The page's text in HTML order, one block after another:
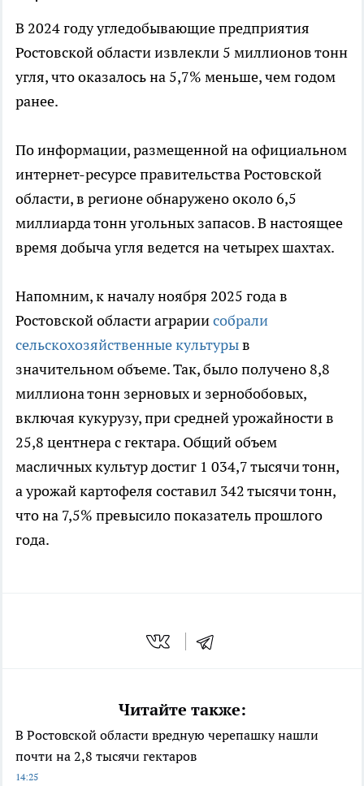
В 2024 году угледобывающие предприятия
Ростовской области извлекли 5 миллионов тонн
угля, что оказалось на 5,7% меньше, чем годом
ранее.
По информации, размещенной на официальном
интернет-ресурсе правительства Ростовской
области, в регионе обнаружено около 6,5
миллиарда тонн угольных запасов. В настоящее
время добыча угля ведется на четырех шахтах.
Напомним, к началу ноября 2025 года в
Ростовской области аграриисобрали
сельскохозяйственные культурыв
значительном объеме. Так, было получено 8,8
миллиона тонн зерновых и зернобобовых,
включая кукурузу, при средней урожайности в
25,8 центнера с гектара. Общий объем
масличных культур достиг 1 034,7 тысячи тонн,
а урожай картофеля составил 342 тысячи тонн,
что на 7,5% превысило показатель прошлого
года.
Читайте также:
В Ростовской области вредную черепашку нашли
почти на 2,8 тысячи гектаров
14:25